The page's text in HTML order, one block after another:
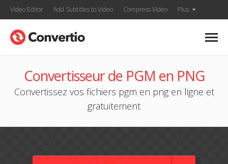
Video Editor Add Subtitles to Video Compress Video Plus
Convertisseur de PGM en PNG
Convertissez vos fichiers pgm en png en ligne et
gratuitement